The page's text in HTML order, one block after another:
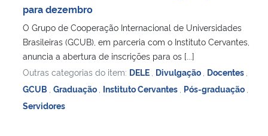
para dezembro
O Grupo de Cooperação Internacional de Universidades
Brasileiras (GCUB), em parceria com o Instituto Cervantes,
anuncia a abertura de inscrições para os [...]
Outras categorias do item: DELE Divulgação Docentes
GCUB Graduação Instituto Cervantes Pós-graduação
Servidores